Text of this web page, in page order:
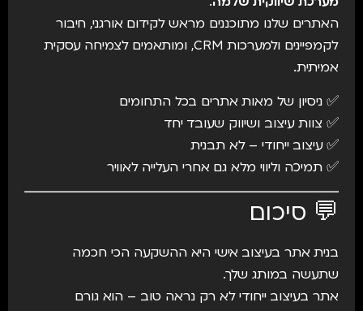
האתרים שלנו מתוכננים מראש לקידום אורגני, חיבור
לקמפיינים ולמערכות CRM, ומותאמים לצמיחה עסקית
אמיתית.
✅ ניסיון של מאות אתרים בכל התחומים
✅ צוות עיצוב ושיווק שעובד יחד
✅ עיצוב ייחודי – לא תבנית
✅ תמיכה וליווי מלא גם אחרי העלייה לאוויר
💬 סיכום
בנית אתר בעיצוב אישי היא ההשקעה הכי חכמה
שתעשה במותג שלך.
אתר בעיצוב ייחודי לא רק נראה טוב – הוא גורם